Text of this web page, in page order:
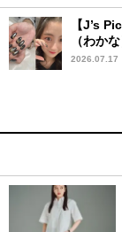
【J’s
（わか
ルーテ
2026.07.17